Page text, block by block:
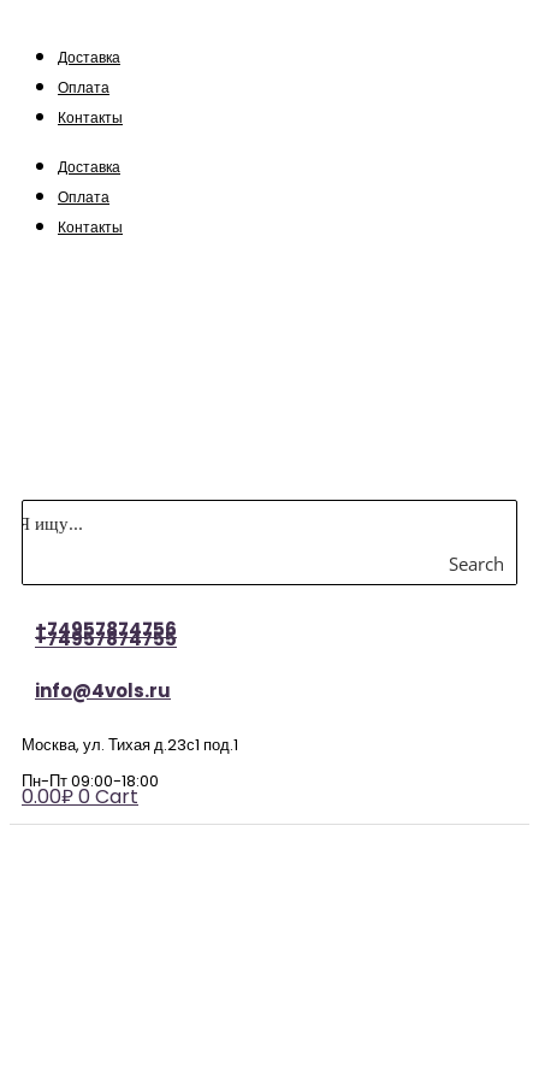
Доставка
Оплата
Контакты
Доставка
Оплата
Контакты
Search
+74957874756
+74957874755
info@4vols.ru
Москва, ул. Тихая д.23с1 под.1
Пн-Пт 09:00-18:00
0.00₽0Cart